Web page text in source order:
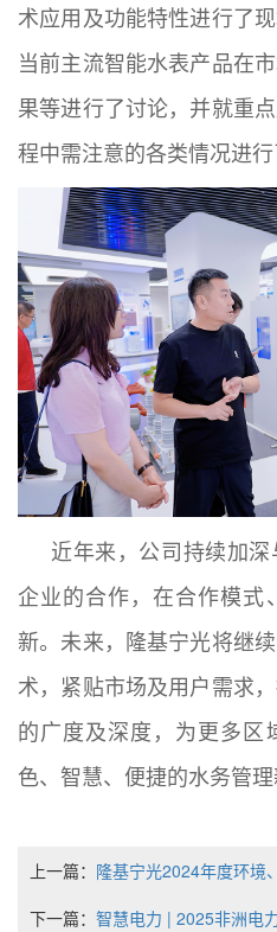
术应用及功能特性进行了
当前主流智能水表产品在
果等进行了讨论，并就重
程中需注意的各类情况进行
近年来，公司持续加
企业的合作，在合作模式
新。未来，隆基宁光将继
术，紧贴市场及用户需求
的广度及深度，为更多区
色、智慧、便捷的水务管理
上一篇： 隆基宁光2024年度环境
下一篇： 智慧电力 | 2025非洲电力能源